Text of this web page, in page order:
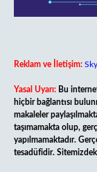
Reklam ve İletişim:
Yasal Uyarı: Bu
hiçbir bağlantısı
makaleler
taşımamakta olup,
yapılmamaktadır.
tesadüfidir.